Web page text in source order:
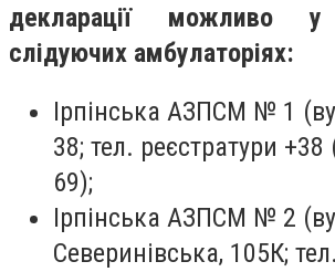
декларації можливо
слідуючих амбулаторіях:
Ірпінська АЗПСМ № 1
38; тел. реєстратури
69);
Ірпінська АЗПСМ № 2
Северинівська, 105К;